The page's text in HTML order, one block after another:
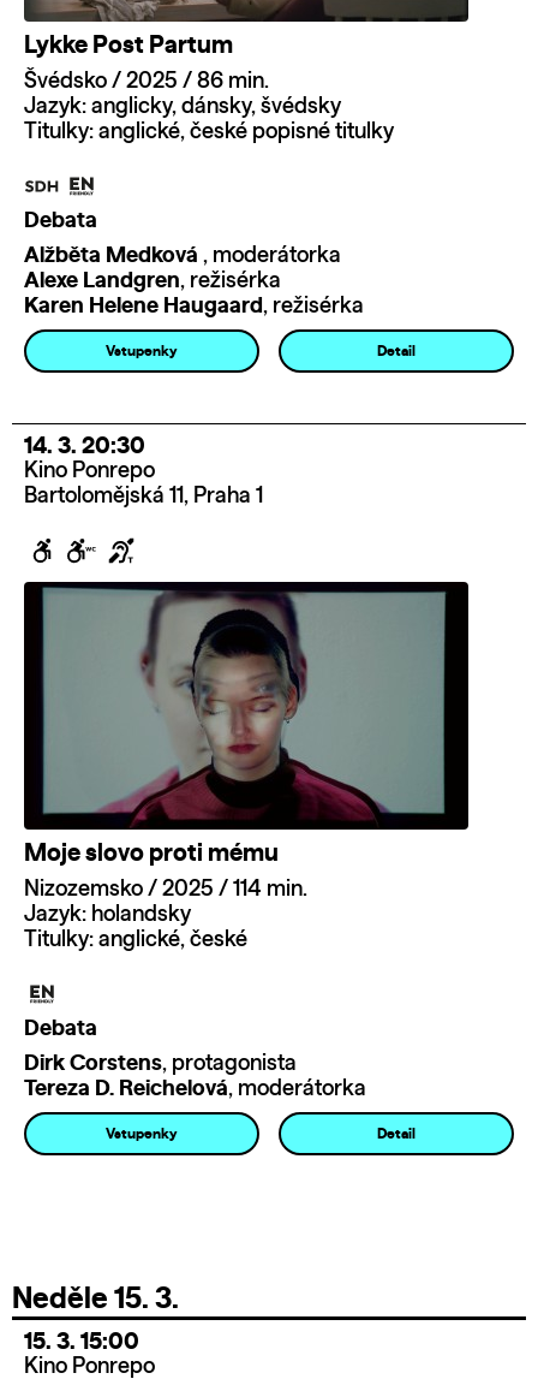
Lykke Post Partum
Švédsko / 2025 / 86 min.
Jazyk: anglicky, dánsky, švédsky
Titulky: anglické, české popisné titulky
Debata
Alžběta Medková , moderátorka
Alexe Landgren, režisérka
Karen Helene Haugaard, režisérka
Vstupenky Detail
14. 3. 20:30
Kino Ponrepo
Bartolomějská 11, Praha 1
Moje slovo proti mému
Nizozemsko / 2025 / 114 min.
Jazyk: holandsky
Titulky: anglické, české
Debata
Dirk Corstens, protagonista
Tereza D. Reichelová, moderátorka
Vstupenky Detail
Neděle 15. 3.
15. 3. 15:00
Kino Ponrepo